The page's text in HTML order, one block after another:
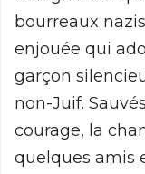
bourreaux
enjouée qui
garçon
non-Juif.
courage, la
quelques amis